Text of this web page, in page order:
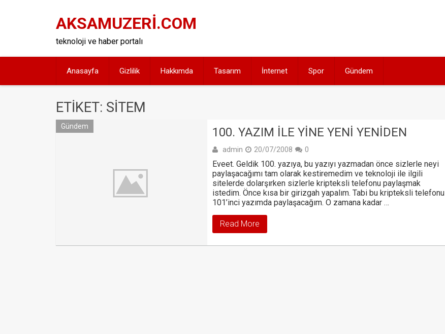
AKSAMUZERİ.COM
teknoloji ve haber portalı
Anasayfa Gizlilik Hakkımda Tasarım İnternet Spor Gündem
ETIKET: SITEM
Gündem 100. YAZIM ILE YINE YENI YENIDEN
admin 20/07/2008 0
Eveet. Geldik 100. yazıya, bu yazıyı yazmadan önce sizlerle neyi
paylaşacağımı tam olarak kestiremedim ve teknoloji ile ilgili
sitelerde dolarşırken sizlerle kripteksli telefonu paylaşmak
istedim. Önce kısa bir girizgah yapalım. Tabi bu kripteksli telefonu
101’inci yazımda paylaşacağım. O zamana kadar …
Read More